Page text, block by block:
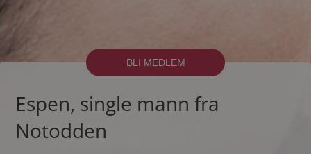
BLI MEDLEM
Espen, single mann fra
Notodden